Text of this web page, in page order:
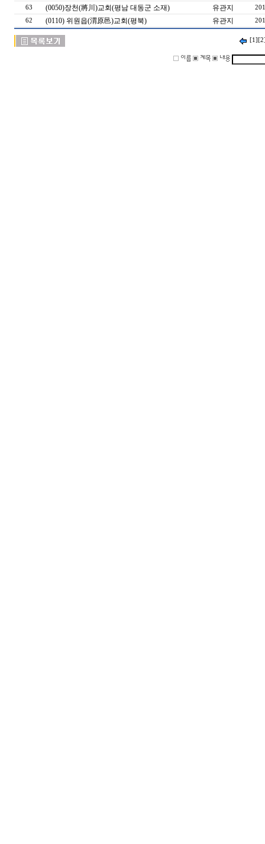
63 (0050)장천(將川)교회(평남 대동군 소재) 유관지
62
(0110) 위원읍(渭原邑)교회(평북) 유관지
[1]